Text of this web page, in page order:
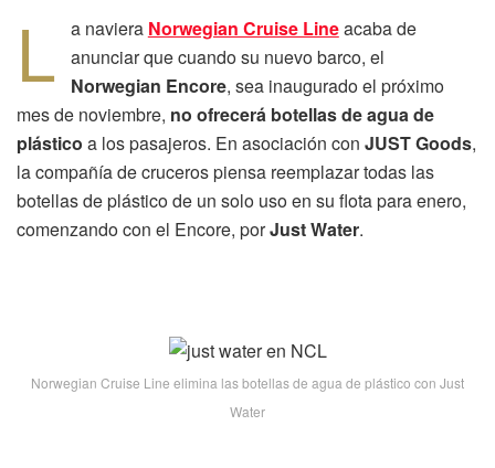
L a naviera Norwegian Cruise Lineacaba de
anunciar que cuando su nuevo barco, el
Norwegian Encore, sea inaugurado el próximo
mes de noviembre, no ofrecerá botellas de agua de
plástico a los pasajeros. En asociación con JUST Goods,
la compañía de cruceros piensa reemplazar todas las
botellas de plástico de un solo uso en su flota para enero,
comenzando con el Encore, porJust Water.
Norwegian Cruise Line elimina las botellas de agua de plástico con Just
Water